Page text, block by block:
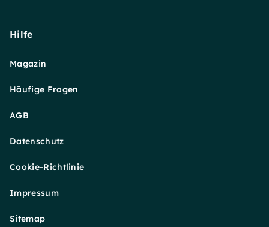
Hilfe
Magazin
Häufige Fragen
AGB
Datenschutz
Cookie-Richtlinie
Impressum
Sitemap